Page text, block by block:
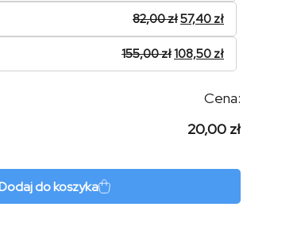
82,00zł57,40 zł
155,00zł108,50 zł
Cena:
20,00 zł
do koszyka